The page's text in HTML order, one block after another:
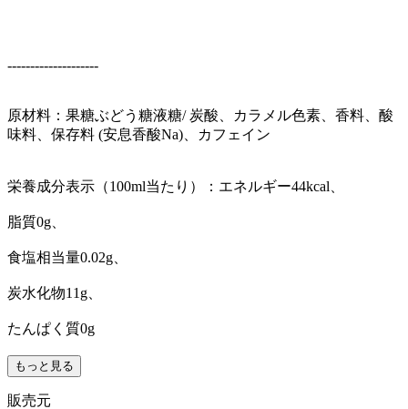
--------------------
原材料：果糖ぶどう糖液糖/ 炭酸、カラメル色素、香料、酸
味料、保存料 (安息香酸Na)、カフェイン
栄養成分表示（100ml当たり）：エネルギー44kcal、
脂質0g、
食塩相当量0.02g、
炭水化物11g、
たんぱく質0g
もっと見る
販売元